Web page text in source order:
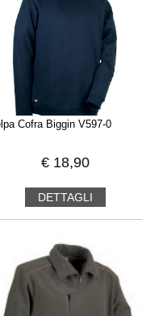
Cofra Biggin V597-0
€ 18,90
DETTAGLI